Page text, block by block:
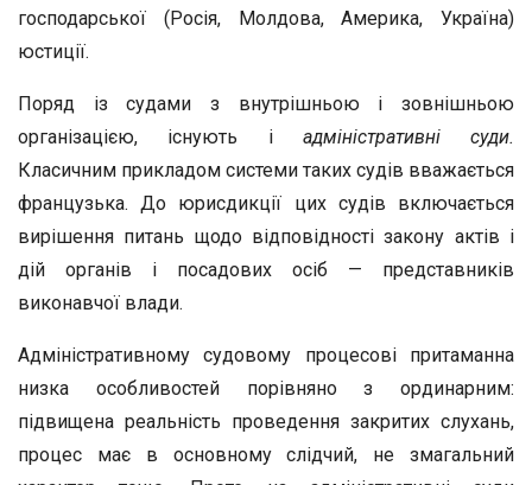
господарської (Росія, Молдова, Америка, Україна)
юстиції.
Поряд із судами з внутрішньою і зовнішньою
організацією, існують і адміністративні суди.
Класичним прикладом системи таких судів вважається
французька. До юрисдикції цих судів включається
вирішення питань щодо відповідності закону актів і
дій органів і посадових осіб — представників
виконавчої влади.
Адміністративному судовому процесові притаманна
низка особливостей порівняно з ординарним:
підвищена реальність проведення закритих слухань,
процес має в основному слідчий, не змагальний